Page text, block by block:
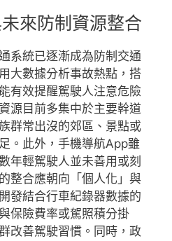
來防制資源整合
系統已逐漸成為防制交通
大數據分析事故熱點，搭
有效提醒駕駛人注意危險
源目前多集中於主要幹道
群常出沒的郊區、景點或
。此外，手機導航App雖
年輕駕駛人並未善用或刻
整合應朝向「個人化」與
發結合行車紀錄器數據的
保險費率或駕照積分掛
改善駕駛習慣。同時，政